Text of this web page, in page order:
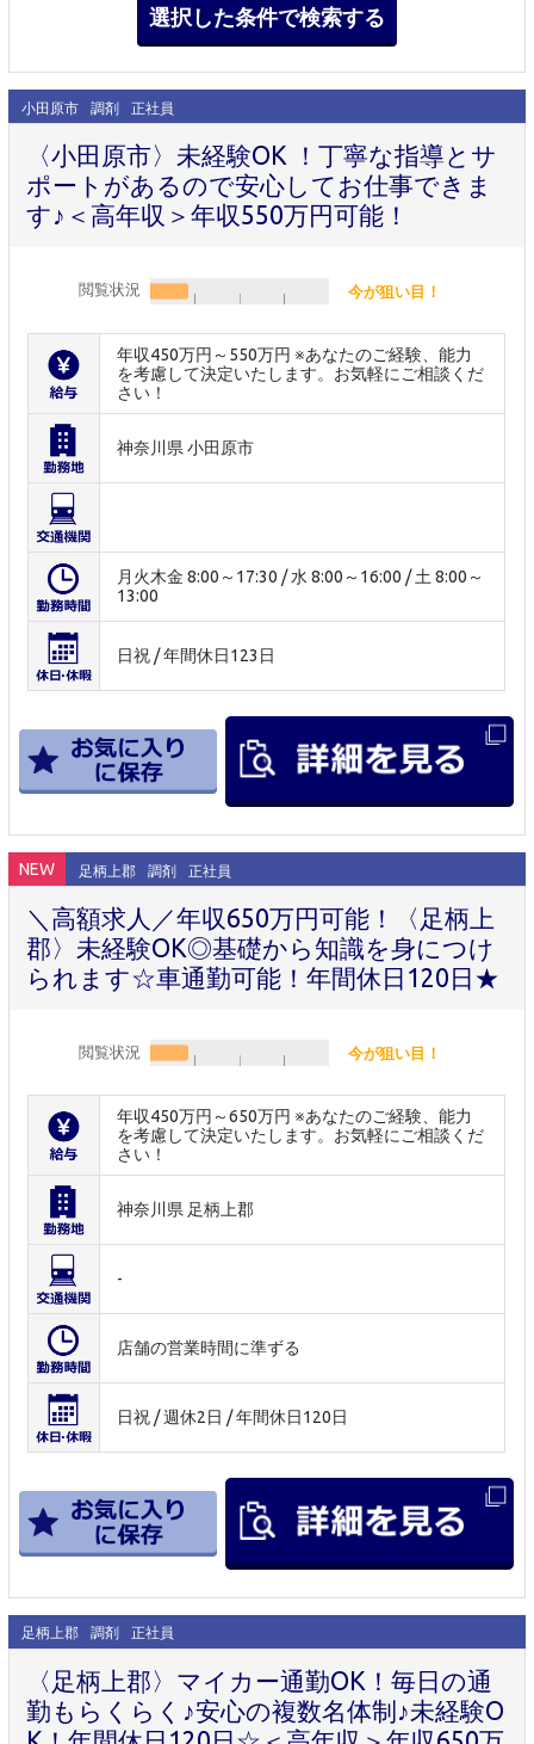
小田原市 調剤 正社員
〈小田原市〉未経験OK ！丁寧な指導とサ
ポートがあるので安心してお仕事できま
す♪＜高年収＞年収550万円可能！
閲覧状況 今が狙い目！
年収450万円～550万円 ※あなたのご経験、能力
を考慮して決定いたします。お気軽にご相談くだ
さい！
神奈川県 小田原市
月火木金 8:00～17:30 / 水 8:00～16:00 / 土 8:00～
13:00
日祝 / 年間休日123日
NEW 足柄上郡 調剤 正社員
＼高額求人／年収650万円可能！〈足柄上
郡〉未経験OK◎基礎から知識を身につけ
られます☆車通勤可能！年間休日120日★
閲覧状況 今が狙い目！
年収450万円～650万円 ※あなたのご経験、能力
を考慮して決定いたします。お気軽にご相談くだ
さい！
神奈川県 足柄上郡
-
店舗の営業時間に準ずる
日祝 / 週休2日 / 年間休日120日
足柄上郡 調剤 正社員
〈足柄上郡〉マイカー通勤OK！毎日の通
勤もらくらく♪安心の複数名体制♪未経験O